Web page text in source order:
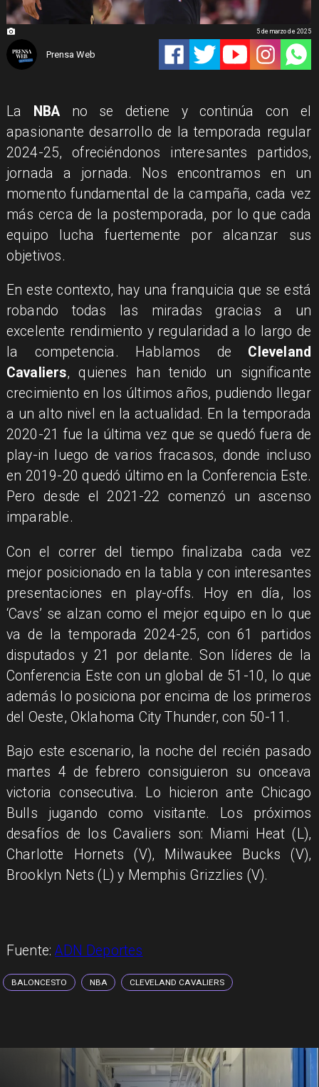
Prensa Web
5 de marzo de 2025
La NBA no se detiene y continúa con el
apasionante desarrollo de la temporada regular
2024-25, ofreciéndonos interesantes partidos,
jornada a jornada. Nos encontramos en un
momento fundamental de la campaña, cada vez
más cerca de la postemporada, por lo que cada
equipo lucha fuertemente por alcanzar sus
objetivos.
En este contexto, hay una franquicia que se está
robando todas las miradas gracias a un
excelente rendimiento y regularidad a lo largo de
la competencia. Hablamos de Cleveland
Cavaliers, quienes han tenido un significante
crecimiento en los últimos años, pudiendo llegar
a un alto nivel en la actualidad. En la temporada
2020-21 fue la última vez que se quedó fuera de
play-in luego de varios fracasos, donde incluso
en 2019-20 quedó último en la Conferencia Este.
Pero desde el 2021-22 comenzó un ascenso
imparable.
Con el correr del tiempo finalizaba cada vez
mejor posicionado en la tabla y con interesantes
presentaciones en play-offs. Hoy en día, los
‘Cavs’ se alzan como el mejor equipo en lo que
va de la temporada 2024-25, con 61 partidos
disputados y 21 por delante. Son líderes de la
Conferencia Este con un global de 51-10, lo que
además lo posiciona por encima de los primeros
del Oeste, Oklahoma City Thunder, con 50-11.
Bajo este escenario, la noche del recién pasado
martes 4 de febrero consiguieron su onceava
victoria consecutiva. Lo hicieron ante Chicago
Bulls jugando como visitante. Los próximos
desafíos de los Cavaliers son: Miami Heat (L),
Charlotte Hornets (V), Milwaukee Bucks (V),
Brooklyn Nets (L) y Memphis Grizzlies (V).
Fuente:ADN Deportes
BALONCESTO NBA CLEVELAND CAVALIERS